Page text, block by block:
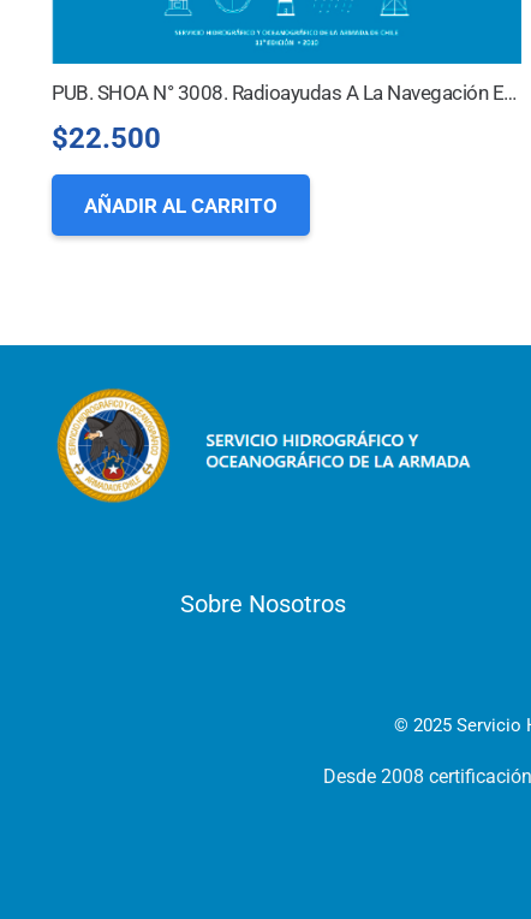
PUB. SHOA N° 3008. Radioayudas A La Navegación En La Costa De Chile
$22.500
AÑADIR AL CARRITO
Sobre Nosotros
© 2025 Servicio
Desde 2008